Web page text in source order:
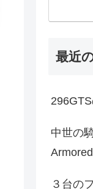
最近
中世の
３台の